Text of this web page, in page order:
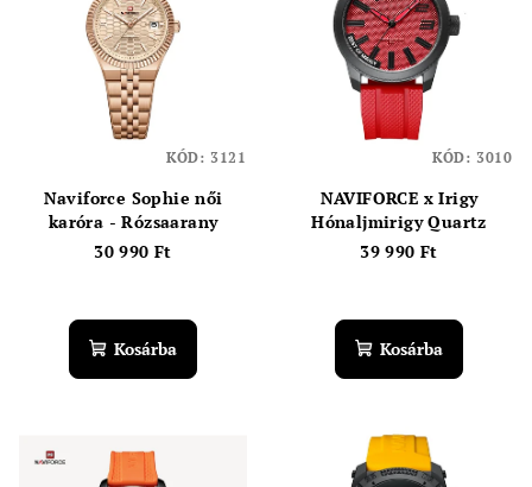
Naviforce Sophie női
karóra - Rózsaarany
30 990 Ft
Kosárba
KÓD: 3121
NAVIFORCE x Irigy
Hónaljmirigy Quartz
39 990 Ft
Kosárba
KÓD: 3010